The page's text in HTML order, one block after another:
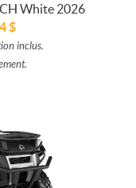
White 2026
$
inclus.